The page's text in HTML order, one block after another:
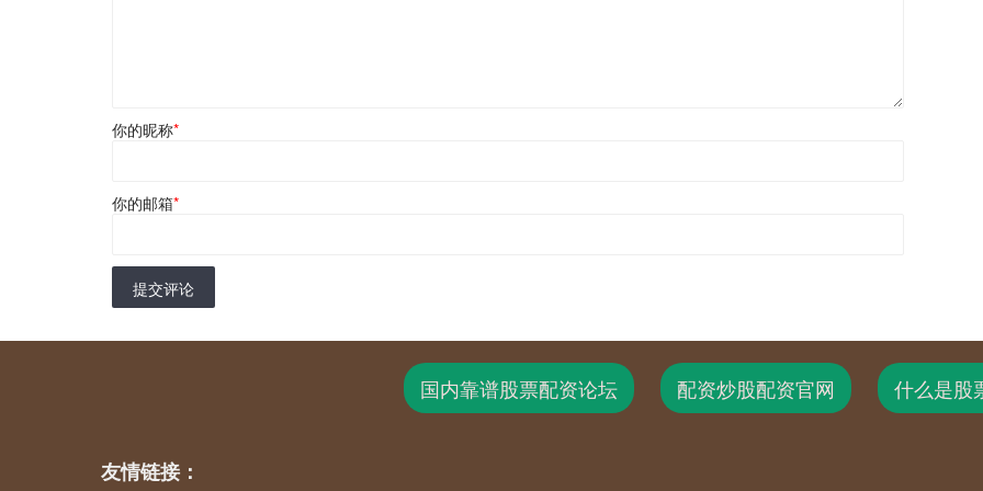
你的昵称*
你的邮箱*
提交评论
国内靠谱股票配资论坛 配资炒股配资官网 什么是股
友情链接：